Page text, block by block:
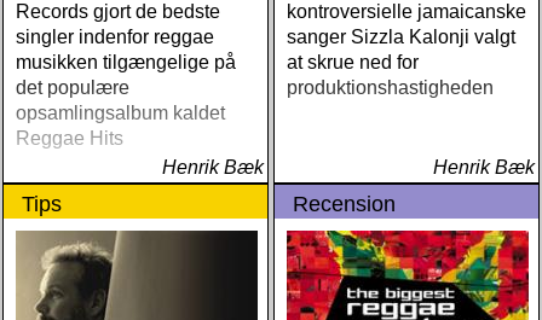
Records gjort de bedste
singler indenfor reggae
musikken tilgængelige på
det populære
opsamlingsalbum kaldet
Reggae Hits
Henrik Bæk
kontroversielle jamaicanske
sanger Sizzla Kalonji valgt
at skrue ned for
produktionshastigheden
Henrik Bæk
Tips Recension